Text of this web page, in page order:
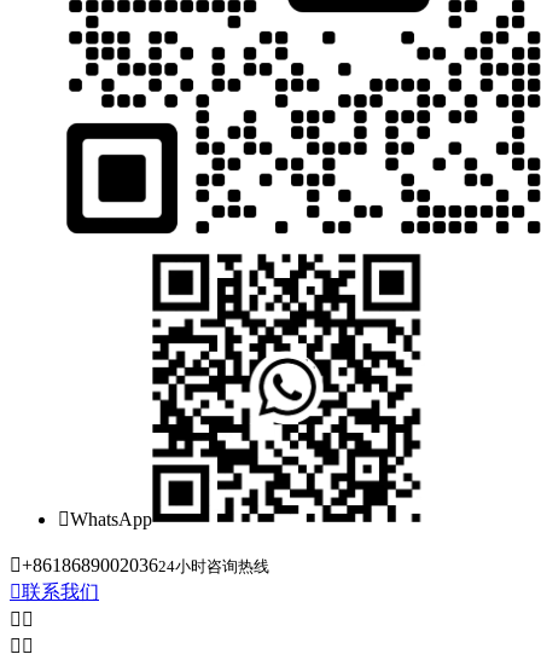
WhatsApp
+861868900203624小时咨询热线
联系我们
 
 